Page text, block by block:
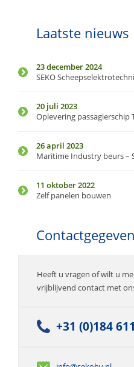
Laatste nieuws
23 december 2024
SEKO
20 juli 2023
Oplevering passagierschip
26 april 2023
Maritime Industry beurs –
11 oktober 2022
Zelf panelen bouwen
Heeft u vragen of wilt u
vrijblijvend contact met
+31 (0)184